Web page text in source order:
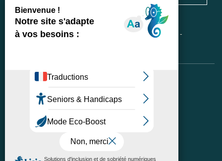
Accueil- Plan du site Mentions légales
-